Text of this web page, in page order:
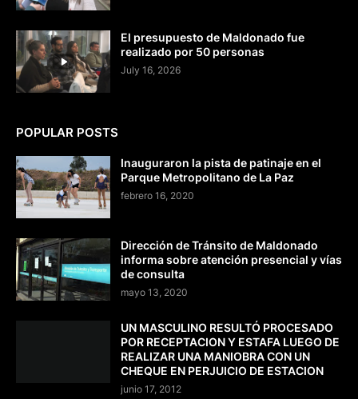
El presupuesto de Maldonado fue
realizado por 50 personas
July 16, 2026
POPULAR POSTS
Inauguraron la pista de patinaje en el
Parque Metropolitano de La Paz
febrero 16, 2020
Dirección de Tránsito de Maldonado
informa sobre atención presencial y vías
de consulta
mayo 13, 2020
UN MASCULINO RESULTÓ PROCESADO
POR RECEPTACION Y ESTAFA LUEGO DE
REALIZAR UNA MANIOBRA CON UN
CHEQUE EN PERJUICIO DE ESTACION
junio 17, 2012